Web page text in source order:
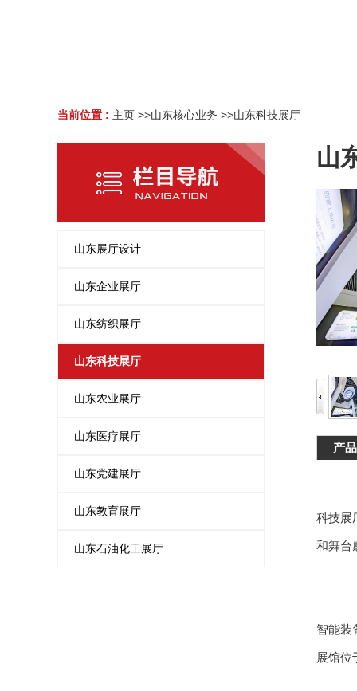
当前位置 : 主页 >>山东核心业务 >>山东科技展厅
山东展厅设计
山东企业展厅
山东纺织展厅
山东科技展厅
山东农业展厅
山东医疗展厅
山东党建展厅
山东教育展厅
山东石油化工展厅
山
产
科技展
和舞台
智能装
展馆位